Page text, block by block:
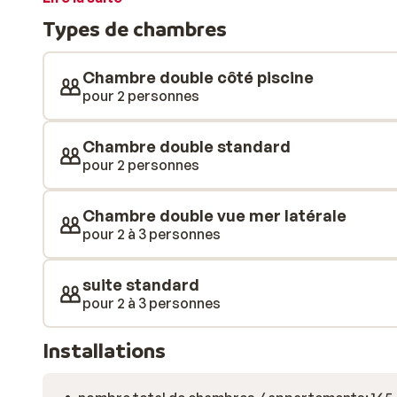
Types de chambres
Chambre double côté piscine
pour 2 personnes
Chambre double standard
pour 2 personnes
Chambre double vue mer latérale
pour 2 à 3 personnes
suite standard
pour 2 à 3 personnes
Installations